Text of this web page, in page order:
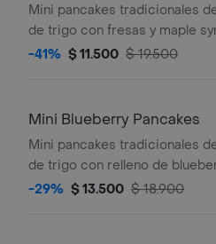
Mini pancakes tradicionales
de trigo con fresas y maple
-41% $ 11.500 $ 19.500
Mini Blueberry Pancakes
Mini pancakes tradicionales
de trigo con relleno de
maple syrup.
-29% $ 13.500 $ 18.900